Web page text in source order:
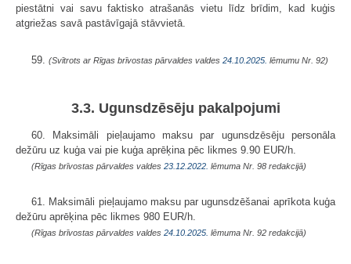
piestātni vai savu faktisko atrašanās vietu līdz brīdim, kad kuģis
atgriežas savā pastāvīgajā stāvvietā.
59. (Svītrots ar Rīgas brīvostas pārvaldes valdes 24.10.2025. lēmumu Nr. 92)
3.3. Ugunsdzēsēju pakalpojumi
60. Maksimāli pieļaujamo maksu par ugunsdzēsēju personāla
dežūru uz kuģa vai pie kuģa aprēķina pēc likmes 9.90 EUR/h.
(Rīgas brīvostas pārvaldes valdes 23.12.2022. lēmuma Nr. 98 redakcijā)
61. Maksimāli pieļaujamo maksu par ugunsdzēšanai aprīkota kuģa
dežūru aprēķina pēc likmes 980 EUR/h.
(Rīgas brīvostas pārvaldes valdes 24.10.2025. lēmuma Nr. 92 redakcijā)